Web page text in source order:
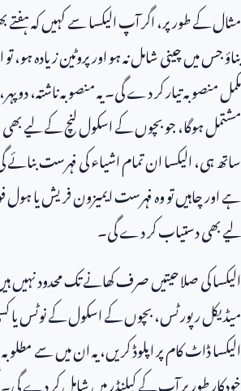
مثال کے طور پر، اگر آپ الیکسا سے کہیں کہ
بناؤ جس میں چینی شامل نہ ہو اور پروٹین زیادہ
مکمل منصوبہ تیار کر دے گی۔ یہ منصوبہ ناشتہ،
مشتمل ہوگا، جو بچوں کے اسکول لنچ کے لیے
ساتھ ہی، الیکسا ان تمام اشیاء کی فہرست
ہے اور چاہیں تو وہ فہرست ایمیزون فریش یا
لیے بھی دستیاب کر دے گی۔
الیکسا کی صلاحیتیں صرف کھانے تک محدود نہیں
میڈیکل رپورٹس، بچوں کے اسکول کے نوٹس یا
الیکسا ڈاٹ کام پر اپلوڈ کریں، یہ ان میں سے
خودکار طور پر آپ کے کیلنڈر میں شامل کر دے گی۔